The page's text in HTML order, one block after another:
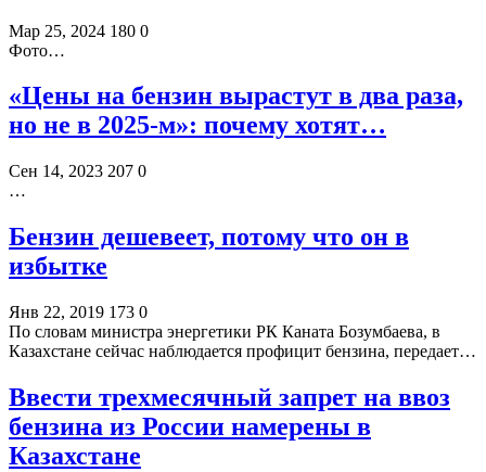
Мар 25, 2024 180 0
Фото…
«Цены на бензин вырастут в два раза,
но не в 2025-м»: почему хотят…
Сен 14, 2023 207 0
…
Бензин дешевеет, потому что он в
избытке
Янв 22, 2019 173 0
По словам министра энергетики РК Каната Бозумбаева, в
Казахстане сейчас наблюдается профицит бензина, передает…
Ввести трехмесячный запрет на ввоз
бензина из России намерены в
Казахстане